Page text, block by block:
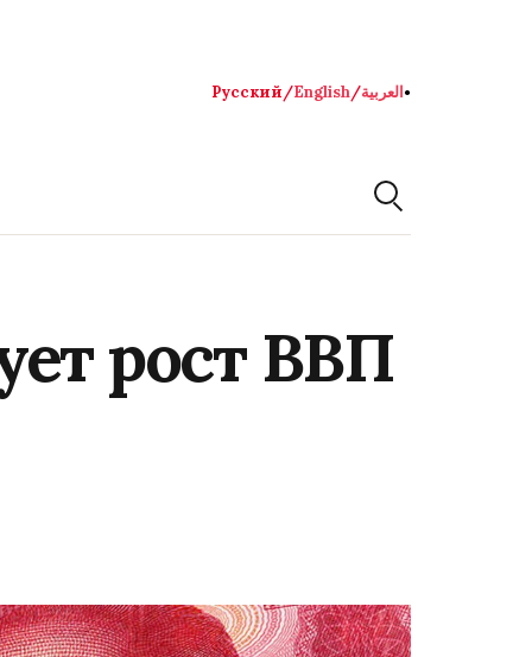
Русский/English/العربية●
рост ВВП